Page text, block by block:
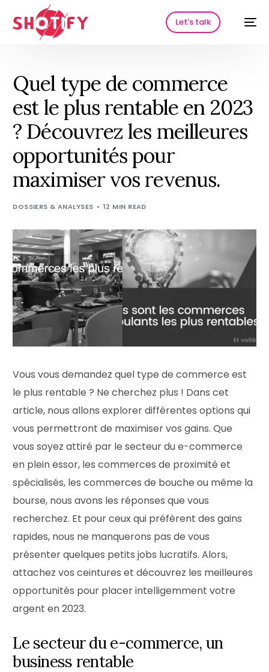
Let's talk
Quel type de commerce
est le plus rentable en 2023
? Découvrez les meilleures
opportunités pour
maximiser vos revenus.
DOSSIERS & ANALYSES 12 MIN READ
Vous vous demandez quel type de commerce est
le plus rentable ? Ne cherchez plus ! Dans cet
article, nous allons explorer différentes options qui
vous permettront de maximiser vos gains. Que
vous soyez attiré par le secteur du e-commerce
en plein essor, les commerces de proximité et
spécialisés, les commerces de bouche ou même la
bourse, nous avons les réponses que vous
recherchez. Et pour ceux qui préfèrent des gains
rapides, nous ne manquerons pas de vous
présenter quelques petits jobs lucratifs. Alors,
attachez vos ceintures et découvrez les meilleures
opportunités pour placer intelligemment votre
argent en 2023.
Le secteur du e-commerce, un
business rentable
HOT